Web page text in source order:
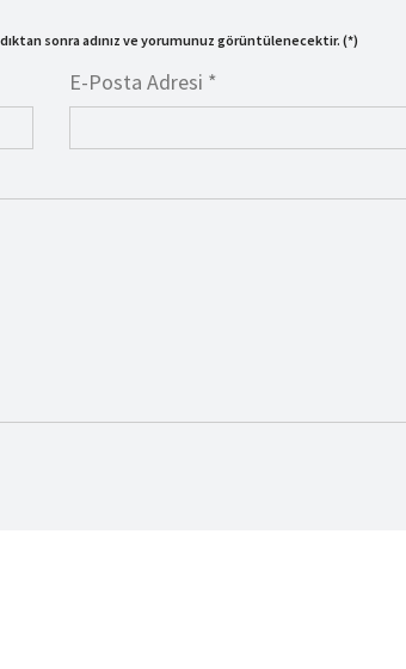
sonra adınız ve yorumunuz görüntülenecektir. (*)
E-Posta Adresi *